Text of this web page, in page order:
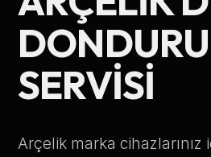
SERVISI
Arçelik marka cihazlarınız
Telefon Numarası
Hizmet Türü